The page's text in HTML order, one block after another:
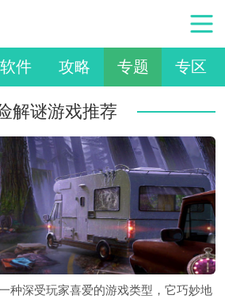
软件 攻略 专题 专区
解谜游戏推荐
种深受玩家喜爱的游戏类型，它巧妙地